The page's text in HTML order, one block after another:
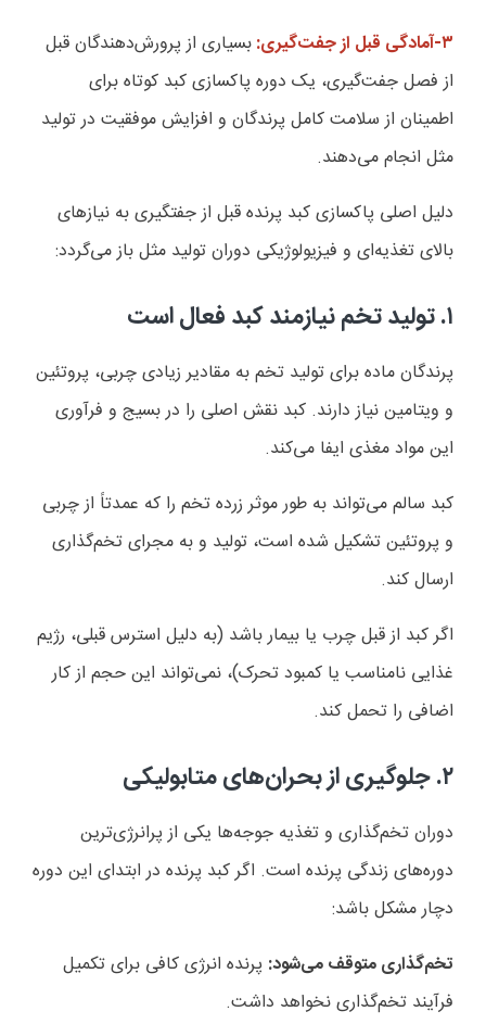
۳-آمادگی قبل از جفت‌گیری:
بسیاری از پرورش‌دهندگان قبل
از فصل جفت‌گیری، یک دوره پاکسازی کبد کوتاه برای
اطمینان از سلامت کامل پرندگان و افزایش موفقیت در تولید
مثل انجام می‌دهند.
دلیل اصلی پاکسازی کبد پرنده قبل از جفتگیری به نیازهای
بالای تغذیه‌ای و فیزیولوژیکی دوران تولید مثل باز می‌گردد:
۱. تولید تخم نیازمند کبد فعال است
پرندگان ماده برای تولید تخم به مقادیر زیادی چربی، پروتئین
و ویتامین نیاز دارند. کبد نقش اصلی را در بسیج و فرآوری
این مواد مغذی ایفا می‌کند.
کبد سالم می‌تواند به طور موثر زرده تخم را که عمدتاً از چربی
و پروتئین تشکیل شده است، تولید و به مجرای تخم‌گذاری
ارسال کند.
اگر کبد از قبل چرب یا بیمار باشد (به دلیل استرس قبلی، رژیم
غذایی نامناسب یا کمبود تحرک)، نمی‌تواند این حجم از کار
اضافی را تحمل کند.
۲. جلوگیری از بحران‌های متابولیکی
دوران تخم‌گذاری و تغذیه جوجه‌ها یکی از پرانرژی‌ترین
دوره‌های زندگی پرنده است. اگر کبد پرنده در ابتدای این دوره
دچار مشکل باشد:
تخم‌گذاری متوقف می‌شود: پرنده انرژی کافی برای تکمیل
فرآیند تخم‌گذاری نخواهد داشت.